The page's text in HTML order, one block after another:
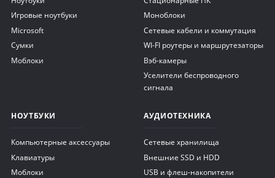
Игровые ноутбуки
Microsoft
Сумки
Моблоки
Моноблоки
Сетевые кабели и коммутация
WI-FI роутеры и маршрутезаторы
Вэб-камеры
Уселители беспроводного
сигнала
НОУТБУКИ
Компьютерные аксессуары
Клавиатуры
Моблоки
АУДИОТЕХНИКА
Сетевые хранилища
Внешние SSD и HDD
USB и флеш-накопители